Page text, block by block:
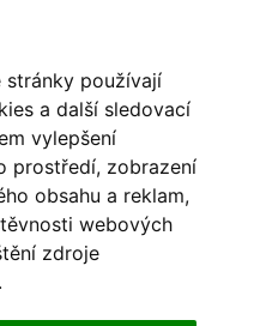
stránky používají
a další sledovací
vylepšení
prostředí, zobrazení
obsahu a reklam,
webových
zdroje
zabývající se dovozem a
i stylového nábytku
u Berouna